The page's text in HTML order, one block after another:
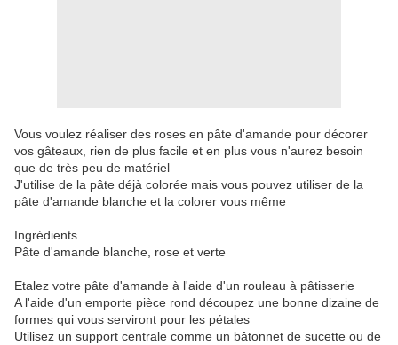
Vous voulez réaliser des roses en pâte d'amande pour décorer
vos gâteaux, rien de plus facile et en plus vous n'aurez besoin
que de très peu de matériel
J'utilise de la pâte déjà colorée mais vous pouvez utiliser de la
pâte d'amande blanche et la colorer vous même
Ingrédients
Pâte d'amande blanche, rose et verte
Etalez votre pâte d'amande à l'aide d'un rouleau à pâtisserie
A l'aide d'un emporte pièce rond découpez une bonne dizaine de
formes qui vous serviront pour les pétales
Utilisez un support centrale comme un bâtonnet de sucette ou de